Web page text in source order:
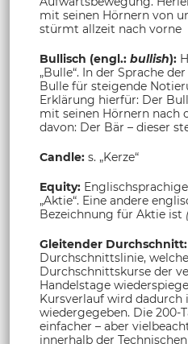
mit seinen Hörnern von
stürmt allzeit nach vorne
Bullisch (engl.: bullish):
„Bulle“. In der Sprache
Bulle für steigende
Erklärung hierfür: Der
mit seinen Hörnern nach
davon: Der Bär – dieser
Candle: s. „Kerze“
Equity:
„Aktie“. Eine andere
Bezeichnung für Aktie ist
Gleitender Durchschnitt:
Durchschnittslinie,
Durchschnittskurse der
Handelstage
Kursverlauf wird
wiedergegeben. Die 200-
einfacher – aber
innerhalb der